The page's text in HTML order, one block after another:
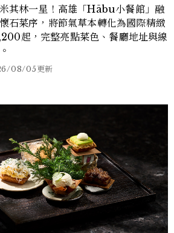
其林一星！高雄「Hābu小餐館」融
石菜序，將節氣草本轉化為國際精緻
起，完整亮點菜色、餐廳地址與線
08/05更新